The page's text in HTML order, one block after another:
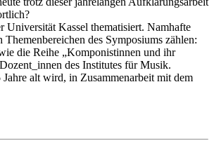
Universität Kassel thematisiert. Namhafte
des Symposiums zählen:
die Reihe „Komponistinnen und ihr
des Institutes für Musik.
alt wird, in Zusammenarbeit mit dem